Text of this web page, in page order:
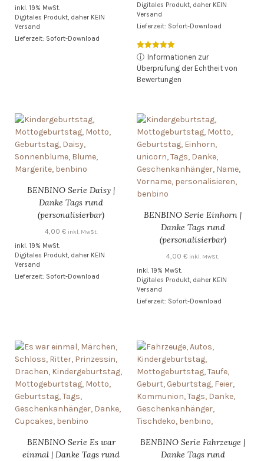
inkl. 19% MwSt.
Digitales Produkt, daher KEIN
Versand
Lieferzeit: Sofort-Download
Digitales Produkt, daher KEIN
Versand
Lieferzeit: Sofort-Download
Bewertet mit
5.00
von 5
ⓘ Informationen zur
Überprüfung der Echtheit von
Bewertungen
BENBINO Serie Daisy |
Danke Tags rund
(personalisierbar)
4,00 € inkl. MwSt.
inkl. 19% MwSt.
Digitales Produkt, daher KEIN
Versand
Lieferzeit: Sofort-Download
BENBINO Serie Einhorn |
Danke Tags rund
(personalisierbar)
4,00€ inkl. MwSt.
inkl. 19% MwSt.
Digitales Produkt, daher KEIN
Versand
Lieferzeit: Sofort-Download
BENBINO Serie Es war
einmal | Danke Tags rund
BENBINO Serie Fahrzeuge |
Danke Tags rund